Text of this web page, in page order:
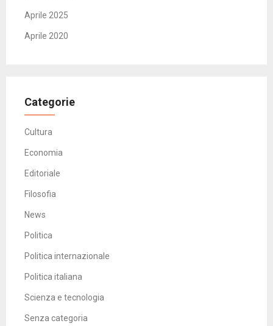
Aprile 2025
Aprile 2020
Categorie
Cultura
Economia
Editoriale
Filosofia
News
Politica
Politica internazionale
Politica italiana
Scienza e tecnologia
Senza categoria